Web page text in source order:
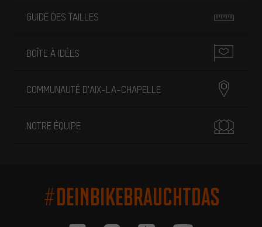
GUIDE DES TAILLES
BOÎTE À IDÉES
COMMUNAUTÉ D'AIX-LA-CHAPELLE
NOTRE ÉQUIPE
#DEINBIKEBRAUCHTDAS